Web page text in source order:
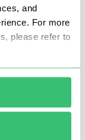
and
For more
please refer to
록시 서버가 필
계정을 차단할
를 얻지 못할 수